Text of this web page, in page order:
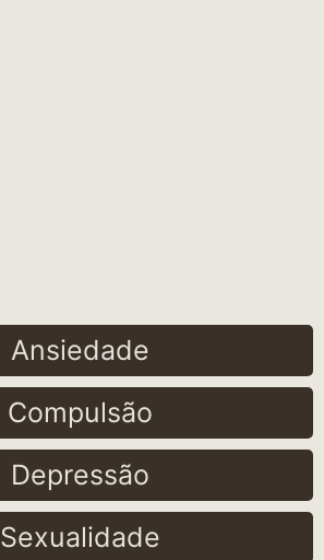
Ansiedade
Compulsão
Depressão
Sexualidade